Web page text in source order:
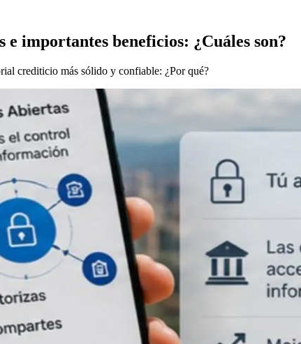
importantes beneficios: ¿Cuáles son?
crediticio más sólido y confiable: ¿Por qué?